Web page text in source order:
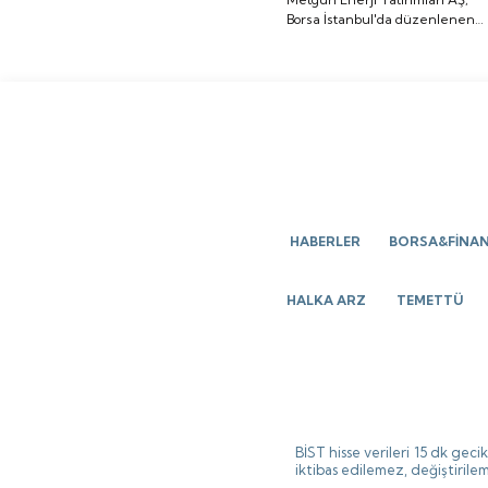
başlayacak.
düzenlenen gong
Borsa İstanbul'da düzenlenen
HABERLER
HALKA ARZ
TEMETTÜ
BİST hisse verileri 15 dk
iktibas edilemez,